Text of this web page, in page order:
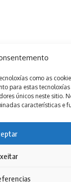
como as
para estas
únicos neste sitio.
características e